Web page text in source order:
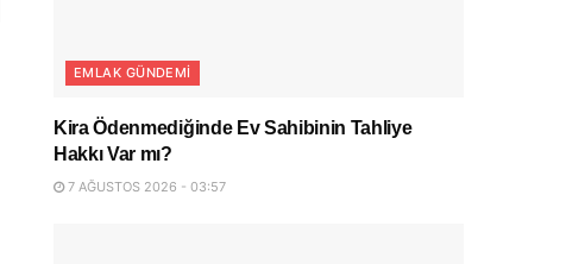
EMLAK GÜNDEMI
Kira Ödenmediğinde Ev Sahibinin Tahliye
Hakkı Var mı?
7 AĞUSTOS 2026 - 03:57